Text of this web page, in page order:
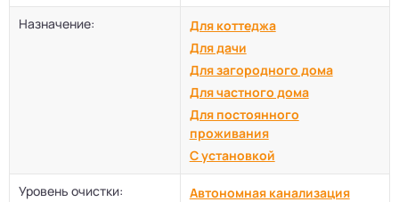
Назначение:
Для коттеджа
Для дачи
Для загородного дома
Для частного дома
Для постоянного
проживания
С установкой
Уровень очистки:
Автономная канализация